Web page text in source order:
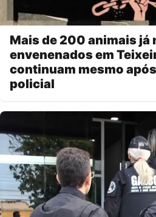
Mais de 200 animais já
envenenados em
continuam mesmo
policial